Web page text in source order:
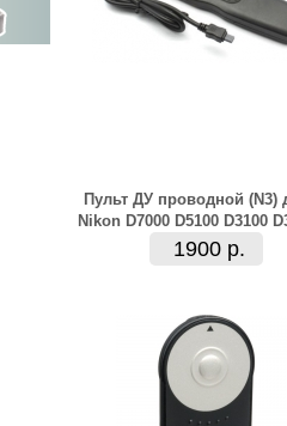
Пульт ДУ проводной (N3)
Nikon D7000 D5100 D3100
1900 р.